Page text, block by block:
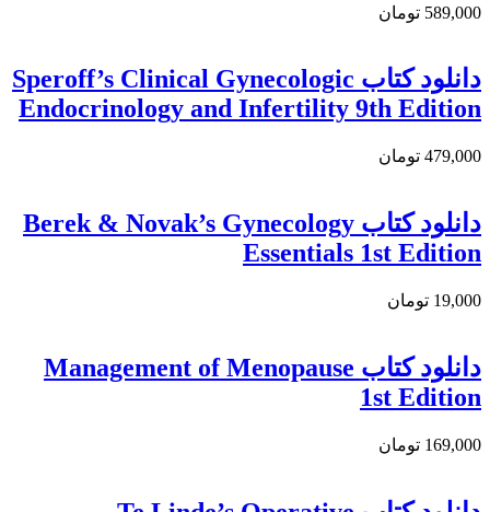
589,000 تومان
دانلود کتاب Speroff’s Clinical Gynecologic
Endocrinology and Infertility 9th Edition
479,000 تومان
دانلود کتاب Berek & Novak’s Gynecology
Essentials 1st Edition
19,000 تومان
دانلود کتاب Management of Menopause
1st Edition
169,000 تومان